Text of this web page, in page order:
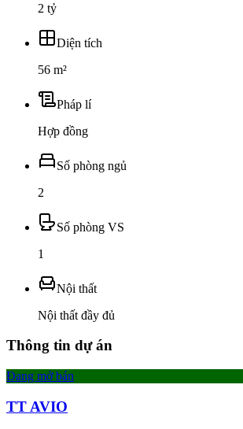
2 tỷ
Diện tích
56 m²
Pháp lí
Hợp đồng
Số phòng ngủ
2
Số phòng VS
1
Nội thất
Nội thất đầy đủ
Thông tin dự án
Đang mở bán
TT AVIO